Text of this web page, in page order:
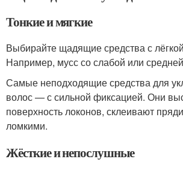
Тонкие и мягкие
Выбирайте щадящие средства с
Например, мусс со слабой или
Самые неподходящие средства для
волос — с сильной фиксацией. Они
поверхность локонов, склеивают
ломкими.
Жёсткие и непослушные